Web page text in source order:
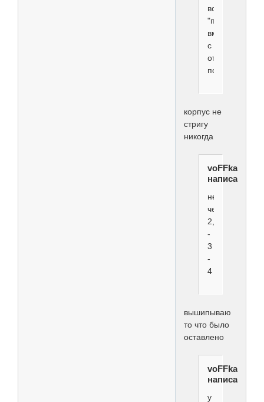
всего
вместе
с
отросшим
подшёрстком,
корпус не
стригу
никогда
voFFka
написал(а):
недели
через
2,5
-
3
-
4
вышипываю
то что было
оставлено
voFFka
написал(а):
у